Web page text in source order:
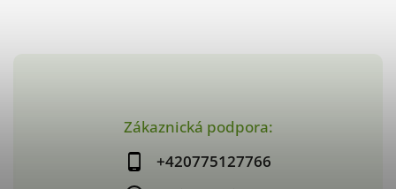
Zákaznická podpora:
+420775127766